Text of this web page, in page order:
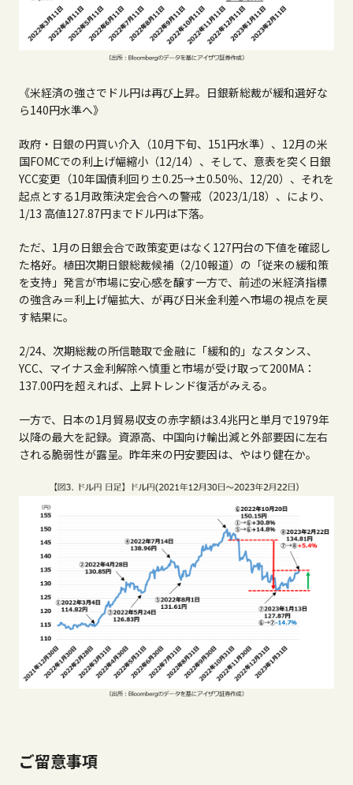
《米経済の強さでドル円は再び上昇。日銀新総裁が緩和選好な
ら140円水準へ》
政府・日銀の円買い介入（10月下旬、 151円水準）、 12月の米
国FOMCでの利上げ幅縮小（12/14）、そして、意表を突く日銀
YCC変更（10年国債利回り±0.25→±0.50％、 12/20）、それを
起点とする1月政策決定会合への警戒（2023/1/18）、により、
1/13 高値127.87円までドル円は下落。
ただ、 1月の日銀会合で政策変更はなく 127円台の下値を確認し
た格好。植田次期日銀総裁候補（2/10報道）の「従来の緩和策
を支持」発言が市場に安心感を醸す一方で、前述の米経済指標
の強含み＝利上げ幅拡大、が再び日米金利差へ市場の視点を戻
す結果に。
2/24、 次期総裁の所信聴取で金融に「緩和的」なスタンス、
YCC、マイナス金利解除へ慎重と市場が受け取って200MA：
137.00円を超えれば、上昇トレンド復活がみえる。
一方で、日本の1月貿易収支の赤字額は3.4兆円と単月で1979年
以降の最大を記録。資源高、中国向け輸出減と外部要因に左右
される脆弱性が露呈。昨年来の円安要因は、やはり健在か。
ご留意事項